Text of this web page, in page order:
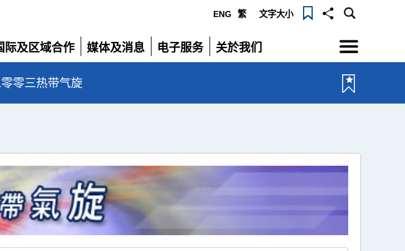
ENG 繁 文字大小
际及区域合作
媒体及消息
展
电子服务
展
关於我们
展
选
单
零三热带气旋